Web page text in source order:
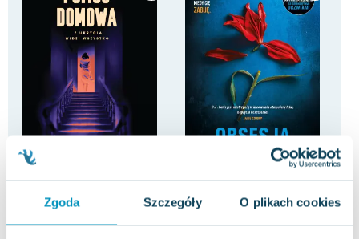
Zgoda Szczegóły O plikach cookies
Freida McFadden
-8%
B.A. Paris